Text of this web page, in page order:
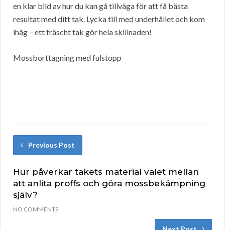
en klar bild av hur du kan gå tillväga för att få bästa
resultat med ditt tak. Lycka till med underhållet och kom
ihåg – ett fräscht tak gör hela skillnaden!
Mossborttagning med fulstopp
Previous Post
Hur påverkar takets material valet mellan
att anlita proffs och göra mossbekämpning
själv?
NO COMMENTS